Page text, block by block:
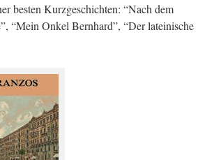
besten Kurzgeschichten: “Nach dem
“Mein Onkel Bernhard”, “Der lateinische